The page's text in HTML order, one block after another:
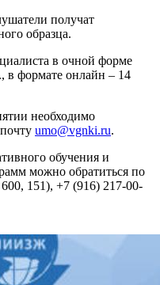
получат
образца.
в очной форме
в формате онлайн – 14
необходимо
umo@vgnki.ru.
обучения и
можно обратиться по
151), +7 (916) 217-00-